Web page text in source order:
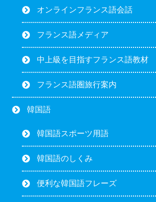
オンラインフランス語会話
フランス語メディア
中上級を目指すフランス語教材
フランス語圏旅行案内
韓国語
韓国語スポーツ用語
韓国語のしくみ
便利な韓国語フレーズ